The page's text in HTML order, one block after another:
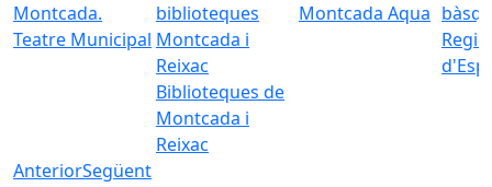
Teatre Municipal
Biblioteques de
Montcada i
Reixac
Montcada Aqua
AnteriorSegüent